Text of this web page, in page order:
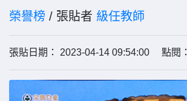
榮譽榜 / 張貼者 級任教師
張貼日期： 2023-04-14 09:54:00 點閱：